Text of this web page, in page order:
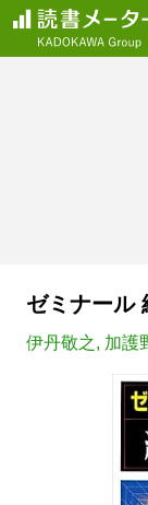
ゼミナール
伊丹敬之, 加護